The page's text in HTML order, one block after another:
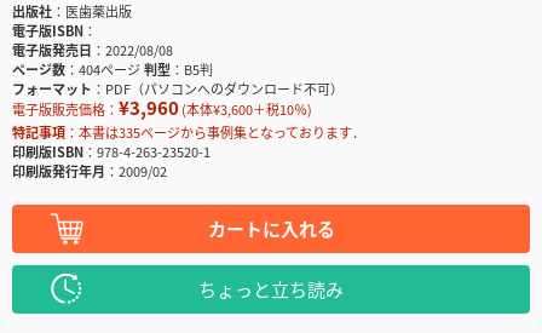
出版社
医歯薬出版
電子版ISBN
電子版発売日
2022/08/08
ページ数
404ページ判型
B5判
フォーマット
PDF（パソコンへのダウンロード不可）
電子版販売価格： ¥3,960(本体¥3,600＋税10％)
特記事項
本書は335ページから事例集となっております．
印刷版ISBN
978-4-263-23520-1
印刷版発行年月
2009/02
カートに入れる
ちょっと立ち読み